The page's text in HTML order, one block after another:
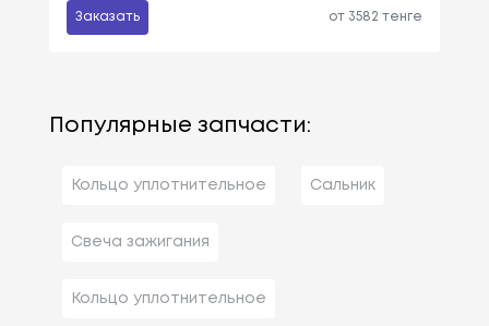
Заказать от 3582 тенге
Популярные запчасти:
Кольцо уплотнительное Сальник
Свеча зажигания
Кольцо уплотнительное